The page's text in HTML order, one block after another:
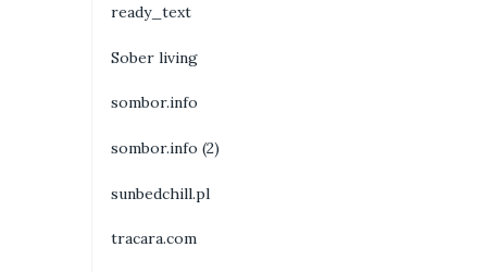
ready_text
Sober living
sombor.info
sombor.info (2)
sunbedchill.pl
tracara.com